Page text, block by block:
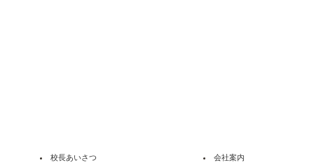
校長あいさつ 会社案内